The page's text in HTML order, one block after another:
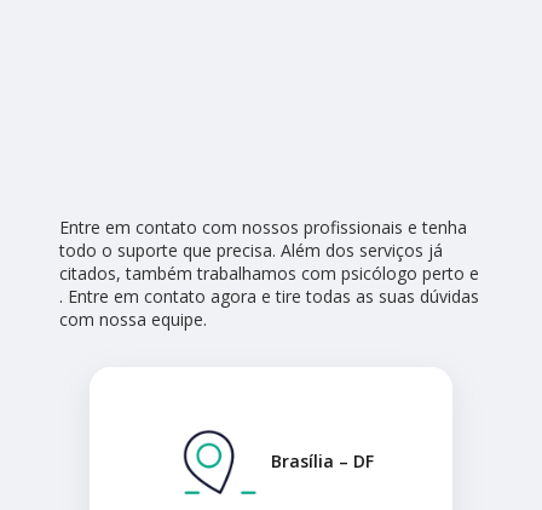
Entre em contato com nossos profissionais e tenha
todo o suporte que precisa. Além dos serviços já
citados, também trabalhamos com psicólogo perto e
. Entre em contato agora e tire todas as suas dúvidas
com nossa equipe.
Brasília – DF